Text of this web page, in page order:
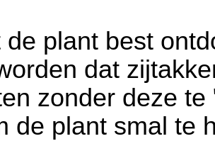
de plant best
dat
zonder deze
de plant smal te